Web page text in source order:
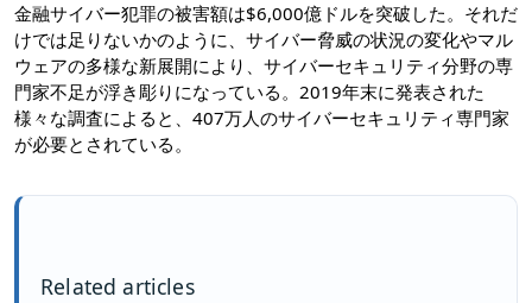
金融サイバー犯罪の被害額は$6,000億ドルを突破した。それだ
けでは足りないかのように、サイバー脅威の状況の変化やマル
ウェアの多様な新展開により、サイバーセキュリティ分野の専
門家不足が浮き彫りになっている。2019年末に発表された
様々な調査によると、407万人のサイバーセキュリティ専門家
が必要とされている。
Related articles